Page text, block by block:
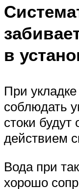
в
При
соблюдать
стоки будут
действием
Вода при
хорошо